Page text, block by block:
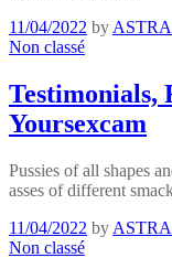
11/04/2022 by
Non classé
Testimonials,
Yoursexcam
Pussies of all shapes
asses of different
11/04/2022 by
Non classé